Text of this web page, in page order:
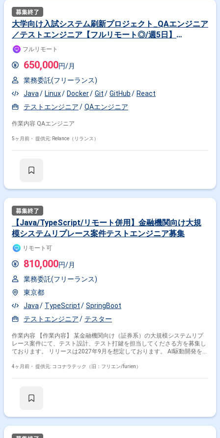
す。 【ポジションの魅力】 大規模な基盤システムに対する仮想サーバー
移行と負荷テストに一貫して携わることで、クラウド環境における性能検
証や移行プロジェクトのノウハウを習得していただけます。IBMCloud環
境での実務経験や、APIを用いた大規模な負荷テスト経験を積むことで、
す。 【開発環境】 IBMCloud上の仮想サーバー環境を対象とし、負荷テス
す。
大学向け入試システム刷新プロジェクト_QAエンジニア
／テストエンジニア【フルリモート◎/週5日】
（jd02526）
フルリモート
650,000円/月
業務委託(フリーランス)
Java
Linux Docker Git GitHub
React
テストエンジニア
QAエンジニア
作業内容 QAエンジニア
5ヶ月前・ 提供元: Relance（リランス）
【Java/TypeScript/リモート併用】金融機関向け大規
模システムリプレース案件テストエンジニア募集
リモート可
810,000円/月
業務委託(フリーランス)
東京都
Java
TypeScript
SpringBoot
テストエンジニア
テスター
作業内容 【作業内容】 某金融機関向け（証券系）の大規模システムリプ
レース案件にて、テスト設計、テスト打鍵を担当してくださる方を募集し
ております。 リリースは2027年9月を想定しております。 AI駆動開発を行
テスト打鍵者をそれぞれ募集しております。 【開発環境】 ・
4ヶ月前・ 提供元: ココナラテック（旧：フリエン/furien）